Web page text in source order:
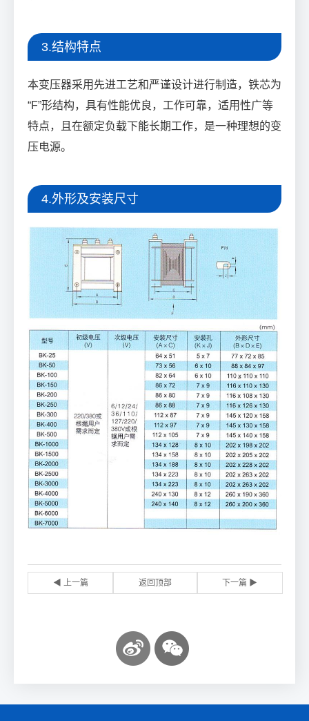
3.结构特点
本变压器采用先进工艺和严谨设计进行制造，铁芯为
“F”形结构，具有性能优良，工作可靠，适用性广等
特点，且在额定负载下能长期工作，是一种理想的变
压电源。
4.外形及安装尺寸
◀ 上一篇 返回顶部 下一篇 ▶